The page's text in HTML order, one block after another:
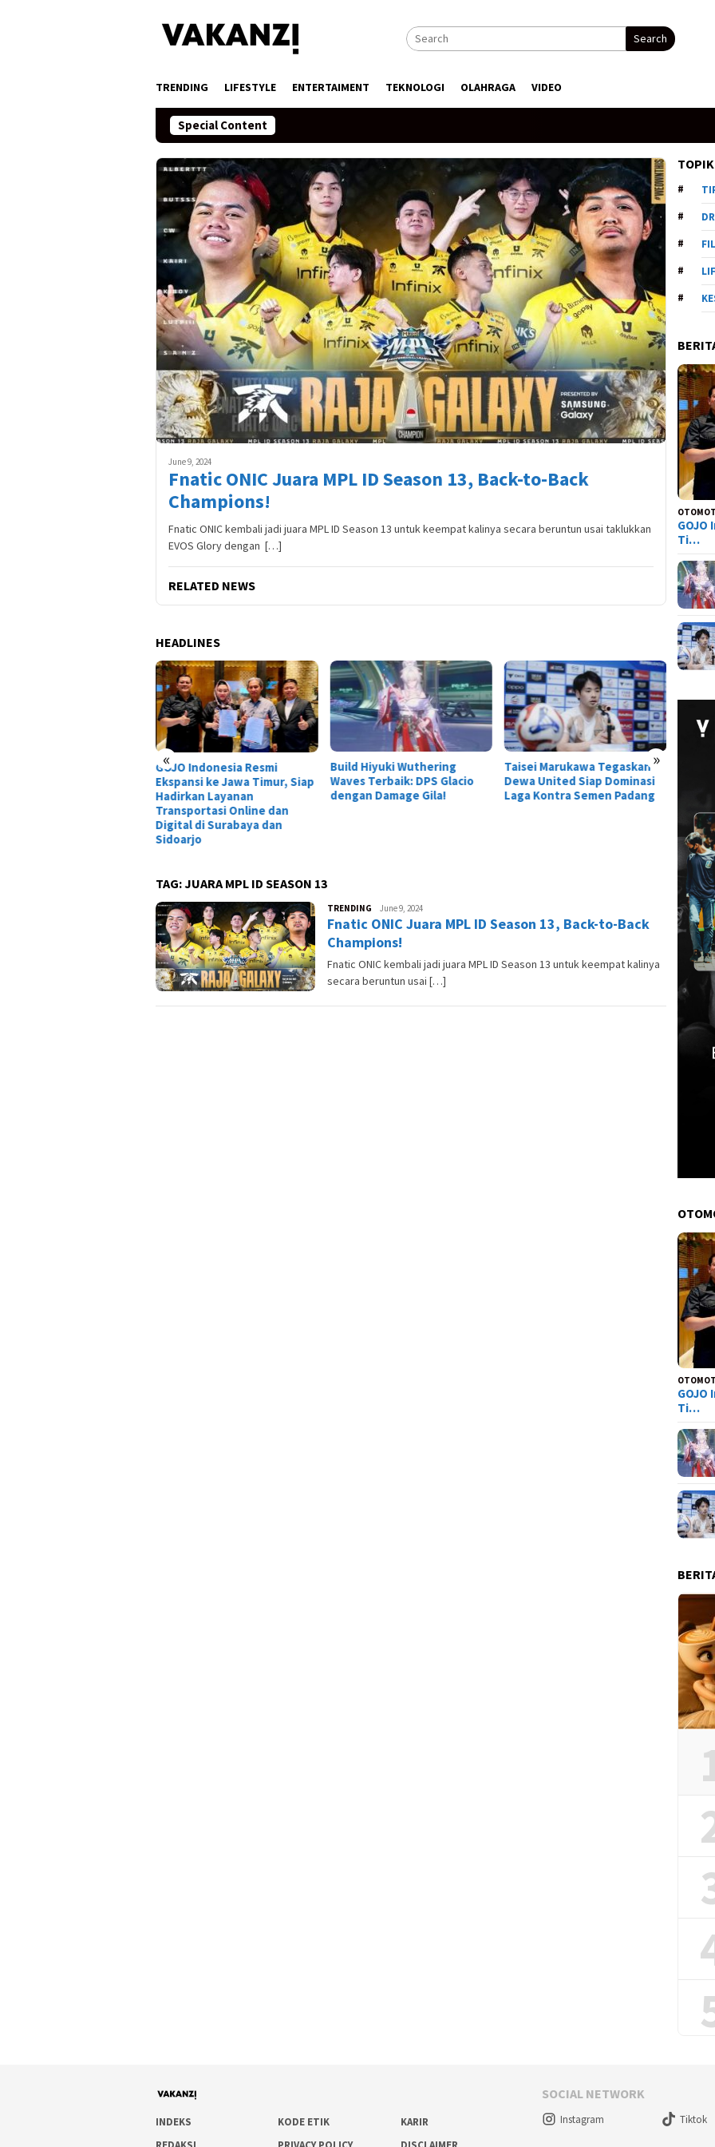
Search
TRENDING LIFESTYLE ENTERTAIMENT TEKNOLOGI OLAHRAGA VIDEO
Special Content
June 9, 2024
Fnatic ONIC Juara MPL ID Season 13, Back-to-Back
Champions!
Fnatic ONIC kembali jadi juara MPL ID Season 13 untuk keempat kalinya secara beruntun usai taklukkan
EVOS Glory dengan […]
RELATED NEWS
HEADLINES
« »
Build Hiyuki Wuthering
Waves Terbaik: DPS Glacio
dengan Damage Gila!
Taisei Marukawa Tegaskan
Dewa United Siap Dominasi
Laga Kontra Semen Padang
Titan Serbu Athanor!
Kolaborasi Arena of Valor x
Attack on Titan Resmi
Siapa
TAG:JUARA MPL ID SEASON 13
TRENDING Andesma
Candra
June 9, 2024
Fnatic ONIC Juara MPL ID Season 13, Back-to-Back
Champions!
Fnatic ONIC kembali jadi juara MPL ID Season 13 untuk keempat kalinya
secara beruntun usai […]
GOJO
Ti…
GOJO
Ti…
INDEKS KODE ETIK
KARIR
SOCIAL NETWORK
Instagram Tiktok